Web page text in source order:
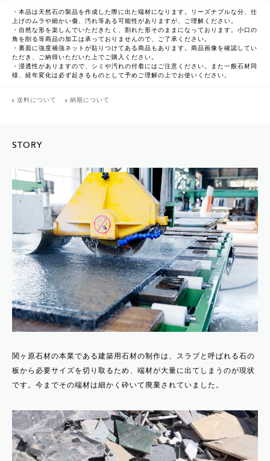
・本品は天然石の製品を作成した際に出た端材になります。リーズナブルな分、仕
上げのムラや細かい傷、汚れ等ある可能性がありますが、ご理解ください。
・自然な形を楽しんでいただきたく、割れた形そのままになっております。小口の
角を削る等商品の加工は承っておりませんので、ご了承ください。
・裏面に強度補強ネットが貼りつけてある商品もあります。商品画像を確認してい
ただき、ご納得いただいた上でご購入ください。
・浸透性がありますので、シミや汚れの付着にはご注意ください。また一般石材同
様、経年変化は必ず起きるものとして予めご理解の上でお使いください。
送料について 納期について
STORY
関ヶ原石材の本業である建築用石材の制作は、スラブと呼ばれる石の
板から必要サイズを切り取るため、端材が大量に出てしまうのが現状
です。今までその端材は細かく砕いて廃棄されていました。